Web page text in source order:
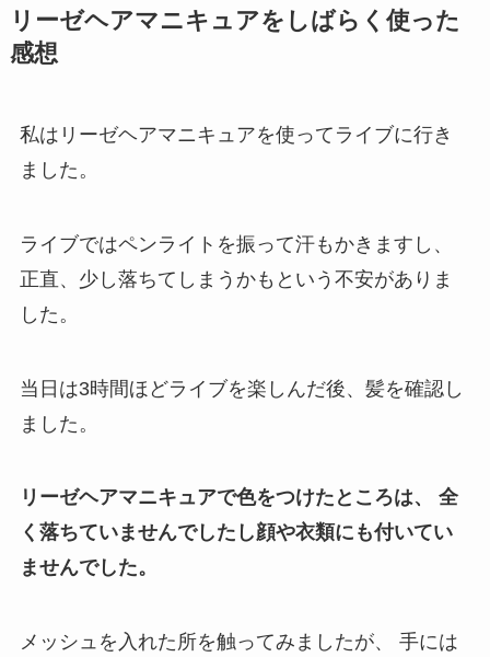
リーゼヘアマニキュアをしばらく使った
感想
私はリーゼヘアマニキュアを使ってライブに行き
ました。
ライブではペンライトを振って汗もかきますし、
正直、少し落ちてしまうかもという不安がありま
した。
当日は3時間ほどライブを楽しんだ後、髪を確認し
ました。
リーゼヘアマニキュアで色をつけたところは、
全
く落ちていませんでしたし顔や衣類にも付いてい
ませんでした。
メッシュを入れた所を触ってみましたが、
手には